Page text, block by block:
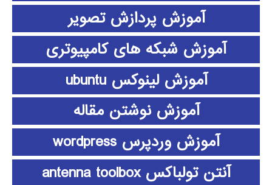
آموزش پردازش تصویر
آموزش شبکه های کامپیوتری
آموزش لینوکس ubuntu
آموزش نوشتن مقاله
آموزش وردپرس wordpress
آنتن تولباکس antenna toolbox